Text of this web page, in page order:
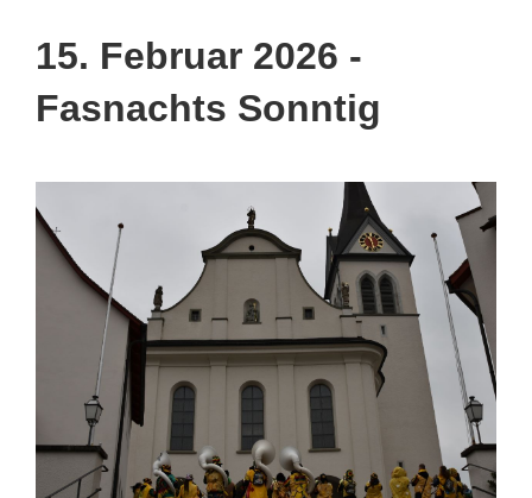
15. Februar 2026 -
Fasnachts Sonntig